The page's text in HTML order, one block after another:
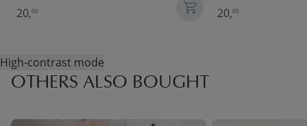
20,00 20,00
High-contrast mode
OTHERS ALSO BOUGHT